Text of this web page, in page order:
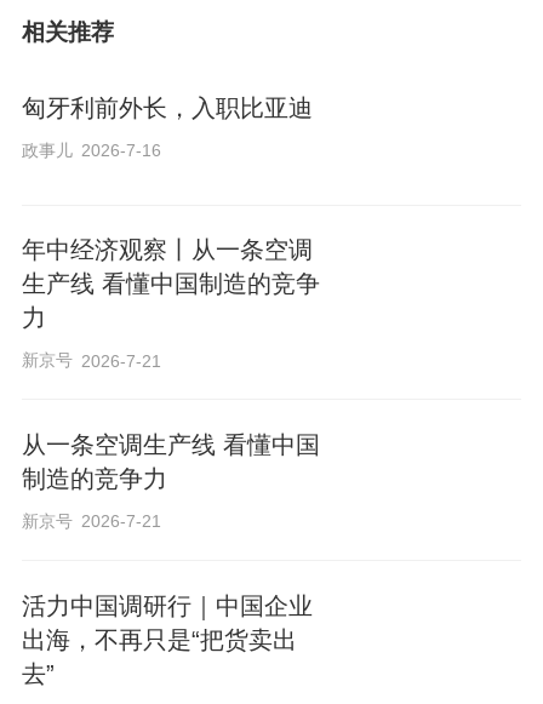
相关推荐
匈牙利前外长，入职比亚迪
政事儿 2026-7-16
年中经济观察丨从一条空调
生产线 看懂中国制造的竞争
力
新京号 2026-7-21
从一条空调生产线 看懂中国
制造的竞争力
新京号 2026-7-21
活力中国调研行｜中国企业
出海，不再只是“把货卖出
去”